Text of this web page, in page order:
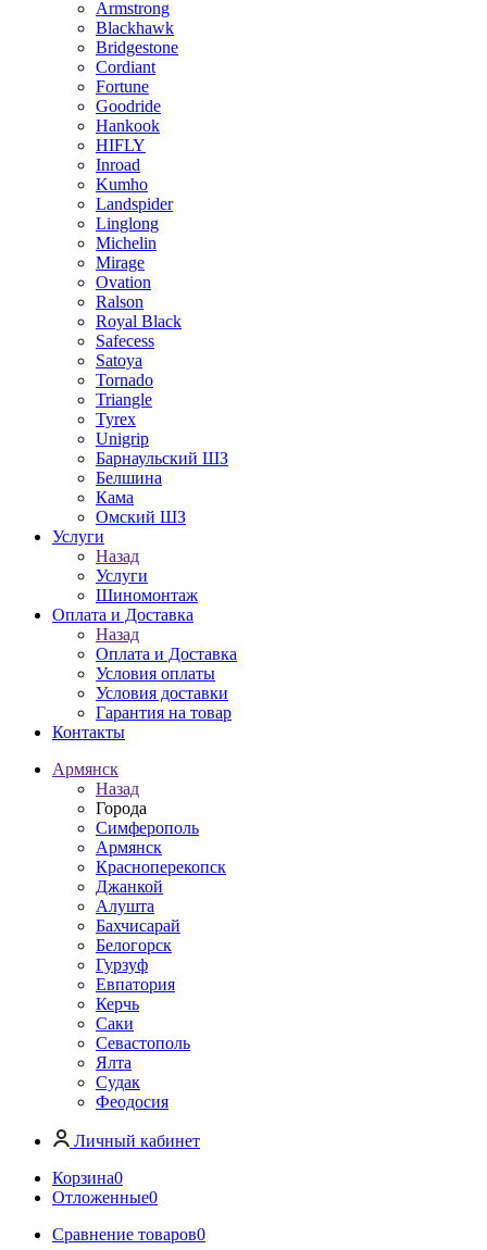
Armstrong
Blackhawk
Bridgestone
Cordiant
Fortune
Goodride
Hankook
HIFLY
Inroad
Kumho
Landspider
Linglong
Michelin
Mirage
Ovation
Ralson
Royal Black
Safecess
Satoya
Tornado
Triangle
Tyrex
Unigrip
Барнаульский ШЗ
Белшина
Кама
Омский ШЗ
Услуги
Назад
Услуги
Шиномонтаж
Оплата и Доставка
Назад
Оплата и Доставка
Условия оплаты
Условия доставки
Гарантия на товар
Контакты
Армянск
Назад
Города
Симферополь
Армянск
Красноперекопск
Джанкой
Алушта
Бахчисарай
Белогорск
Гурзуф
Евпатория
Керчь
Саки
Севастополь
Ялта
Судак
Феодосия
Личный кабинет
Корзина0
Отложенные0
Сравнение товаров0